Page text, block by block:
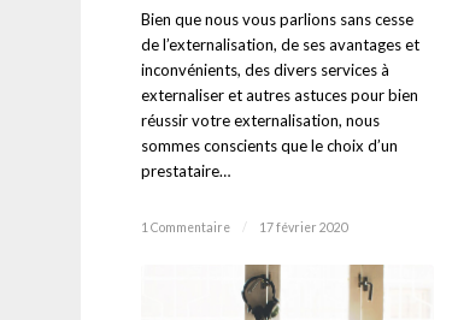
Bien que nous vous parlions sans cesse
de l’externalisation, de ses avantages et
inconvénients, des divers services à
externaliser et autres astuces pour bien
réussir votre externalisation, nous
sommes conscients que le choix d’un
prestataire…
1 Commentaire / 17 février 2020